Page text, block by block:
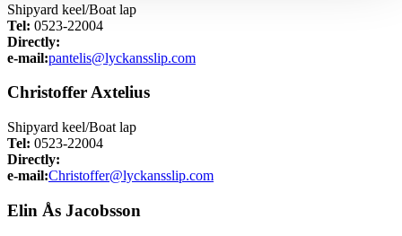
Shipyard keel/Boat lap
Tel: 0523-22004
Directly:
e-mail:pantelis@lyckansslip.com
Christoffer Axtelius
Shipyard keel/Boat lap
Tel: 0523-22004
Directly:
e-mail:Christoffer@lyckansslip.com
Elin Ås Jacobsson